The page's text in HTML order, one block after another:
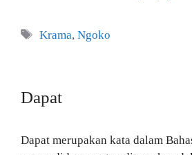
Tag
Krama,Ngoko
Dapat
Dapat merupakan kata dalam